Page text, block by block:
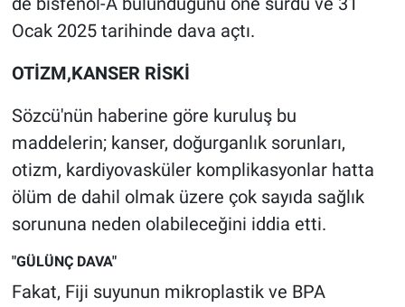
Ocak 2025 tarihinde dava açtı.
OTİZM,KANSER RİSKİ
Sözcü'nün haberine göre kuruluş bu
maddelerin; kanser, doğurganlık sorunları,
otizm, kardiyovasküler komplikasyonlar hatta
ölüm de dahil olmak üzere çok sayıda sağlık
sorununa neden olabileceğini iddia etti.
"GÜLÜNÇ DAVA"
Fakat, Fiji suyunun mikroplastik ve BPA
İlan
Kimdir
Koronavirüs
Kültür Sanat
Ne demişti
Nedir
Popüler